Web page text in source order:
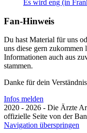
Es wird eng (in
Fan-Hinweis
Du hast Material für uns
uns diese gern zukommen
Informationen auch aus
stammen.
Danke für dein
Infos melden
2020 - 2026 - Die Ärzte
offizielle Seite von der
Navigation überspringen